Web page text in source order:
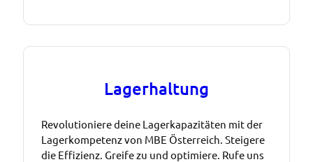
Lagerhaltung
Revolutioniere deine Lagerkapazitäten mit der
Lagerkompetenz von MBE Österreich. Steigere
die Effizienz. Greife zu und optimiere. Rufe uns